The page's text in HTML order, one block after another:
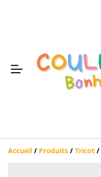
Accueil / Produits / Tricot /